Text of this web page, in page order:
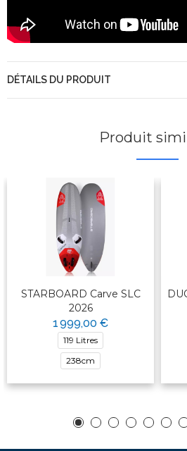
DÉTAILS DU PRODUIT
Produit
STARBOARD Carve SLC
2026
1 999,00 €
119 Litres
238cm